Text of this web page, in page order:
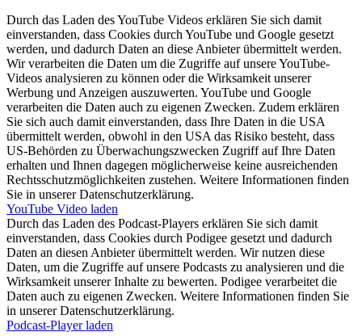
Durch das Laden des YouTube Videos erklären Sie sich damit
einverstanden, dass Cookies durch YouTube und Google gesetzt
werden, und dadurch Daten an diese Anbieter übermittelt werden.
Wir verarbeiten die Daten um die Zugriffe auf unsere YouTube-
Videos analysieren zu können oder die Wirksamkeit unserer
Werbung und Anzeigen auszuwerten. YouTube und Google
verarbeiten die Daten auch zu eigenen Zwecken. Zudem erklären
Sie sich auch damit einverstanden, dass Ihre Daten in die USA
übermittelt werden, obwohl in den USA das Risiko besteht, dass
US-Behörden zu Überwachungszwecken Zugriff auf Ihre Daten
erhalten und Ihnen dagegen möglicherweise keine ausreichenden
Rechtsschutzmöglichkeiten zustehen. Weitere Informationen finden
Sie in unserer Datenschutzerklärung.
YouTube Video laden
Durch das Laden des Podcast-Players erklären Sie sich damit
einverstanden, dass Cookies durch Podigee gesetzt und dadurch
Daten an diesen Anbieter übermittelt werden. Wir nutzen diese
Daten, um die Zugriffe auf unsere Podcasts zu analysieren und die
Wirksamkeit unserer Inhalte zu bewerten. Podigee verarbeitet die
Daten auch zu eigenen Zwecken. Weitere Informationen finden Sie
in unserer Datenschutzerklärung.
Podcast-Player laden